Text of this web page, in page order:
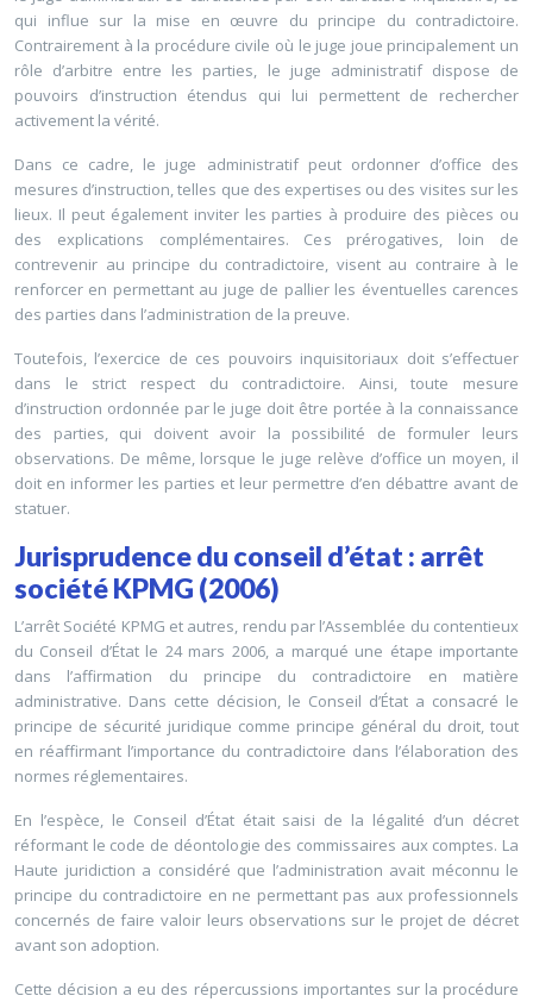
qui influe sur la mise en œuvre du principe du contradictoire.
Contrairement à la procédure civile où le juge joue principalement un
rôle d’arbitre entre les parties, le juge administratif dispose de
pouvoirs d’instruction étendus qui lui permettent de rechercher
activement la vérité.
Dans ce cadre, le juge administratif peut ordonner d’office des
mesures d’instruction, telles que des expertises ou des visites sur les
lieux. Il peut également inviter les parties à produire des pièces ou
des explications complémentaires. Ces prérogatives, loin de
contrevenir au principe du contradictoire, visent au contraire à le
renforcer en permettant au juge de pallier les éventuelles carences
des parties dans l’administration de la preuve.
Toutefois, l’exercice de ces pouvoirs inquisitoriaux doit s’effectuer
dans le strict respect du contradictoire. Ainsi, toute mesure
d’instruction ordonnée par le juge doit être portée à la connaissance
des parties, qui doivent avoir la possibilité de formuler leurs
observations. De même, lorsque le juge relève d’office un moyen, il
doit en informer les parties et leur permettre d’en débattre avant de
statuer.
Jurisprudence du conseil d’état : arrêt
société KPMG (2006)
L’arrêt Société KPMG et autres, rendu par l’Assemblée du contentieux
du Conseil d’État le 24 mars 2006, a marqué une étape importante
dans l’affirmation du principe du contradictoire en matière
administrative. Dans cette décision, le Conseil d’État a consacré le
principe de sécurité juridique comme principe général du droit, tout
en réaffirmant l’importance du contradictoire dans l’élaboration des
normes réglementaires.
En l’espèce, le Conseil d’État était saisi de la légalité d’un décret
réformant le code de déontologie des commissaires aux comptes. La
Haute juridiction a considéré que l’administration avait méconnu le
principe du contradictoire en ne permettant pas aux professionnels
concernés de faire valoir leurs observations sur le projet de décret
avant son adoption.
Cette décision a eu des répercussions importantes sur la procédure